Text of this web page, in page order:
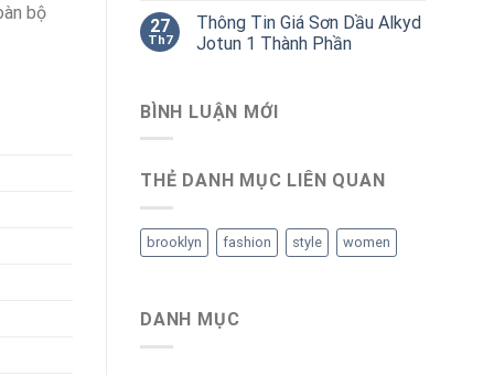
bộ
27
Th7
Thông Tin Giá Sơn Dầu Alkyd
Jotun 1 Thành Phần
BÌNH LUẬN MỚI
THẺ DANH MỤC LIÊN QUAN
brooklyn fashion style women
DANH MỤC